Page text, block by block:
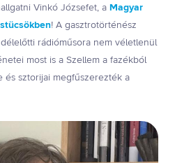
Vinkó Józsefet, a Magyar
! A gasztrotörténész
rádióműsora nem véletlenül
most is a Szellem a fazékból
és sztorijai megfűszerezték a